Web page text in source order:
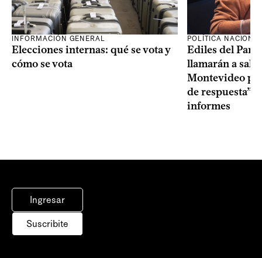
INFORMACIÓN GENERAL
Elecciones internas: qué se vota y
cómo se vota
POLÍTICA
Ediles del
llamarán a sala
Montevideo
de respuesta”
informes
Ingresar
Suscribite